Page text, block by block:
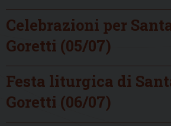
Celebrazioni per
Goretti (05/07)
Festa liturgica di
Goretti (06/07)